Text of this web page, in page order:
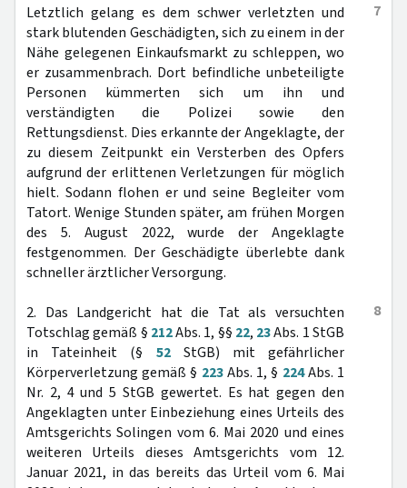
7
Letztlich gelang es dem schwer verletzten und
stark blutenden Geschädigten, sich zu einem in der
Nähe gelegenen Einkaufsmarkt zu schleppen, wo
er zusammenbrach. Dort befindliche unbeteiligte
Personen kümmerten sich um ihn und
verständigten die Polizei sowie den
Rettungsdienst. Dies erkannte der Angeklagte, der
zu diesem Zeitpunkt ein Versterben des Opfers
aufgrund der erlittenen Verletzungen für möglich
hielt. Sodann flohen er und seine Begleiter vom
Tatort. Wenige Stunden später, am frühen Morgen
des 5. August 2022, wurde der Angeklagte
festgenommen. Der Geschädigte überlebte dank
schneller ärztlicher Versorgung.
8
2. Das Landgericht hat die Tat als versuchten
Totschlag gemäß § 212Abs. 1, §§ 22, 23Abs. 1 StGB
in Tateinheit (§ 52StGB) mit gefährlicher
Körperverletzung gemäß § 223Abs. 1, § 224Abs. 1
Nr. 2, 4 und 5 StGB gewertet. Es hat gegen den
Angeklagten unter Einbeziehung eines Urteils des
Amtsgerichts Solingen vom 6. Mai 2020 und eines
weiteren Urteils dieses Amtsgerichts vom 12.
Januar 2021, in das bereits das Urteil vom 6. Mai